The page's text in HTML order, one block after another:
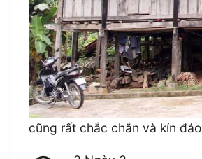
cũng rất chắc chắn và kín đáo